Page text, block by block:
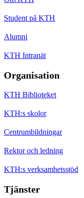
Student på KTH
Alumni
KTH Intranät
Organisation
KTH Biblioteket
KTH:s skolor
Centrumbildningar
Rektor och ledning
KTH:s verksamhetsstöd
Tjänster